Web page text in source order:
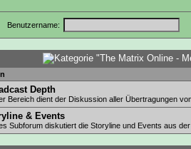
Benutzername:
Depth
Bereich dient der Diskussion aller Übertragungen
& Events
Subforum diskutiert die Storyline und Events aus der